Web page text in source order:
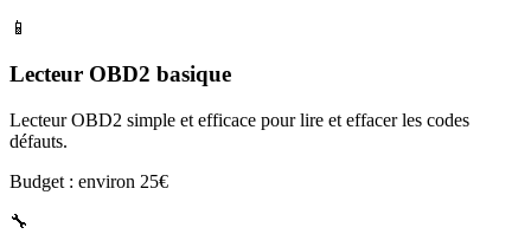
📱
Lecteur OBD2 basique
Lecteur OBD2 simple et efficace pour lire et effacer les codes
défauts.
Budget : environ 25€
🔧